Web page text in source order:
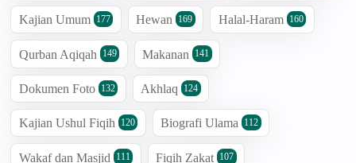
Kajian Umum 177 Hewan 169 Halal-Haram 160
Qurban Aqiqah 149 Makanan 141
Dokumen Foto 132 Akhlaq 124
Kajian Ushul Fiqih 120 Biografi Ulama 112
Wakaf dan Masjid 111 Fiqih Zakat 107